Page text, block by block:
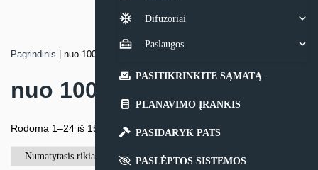
Difuzoriai
Paslaugos
PASITIKRINKITE SĄMATĄ
PLANAVIMO ĮRANKIS
PASIDARYK PATS
PASLĖPTOS SISTEMOS
Pagrindinis nuo 100m2
nuo 100m2
Rodoma 1–24 iš 152